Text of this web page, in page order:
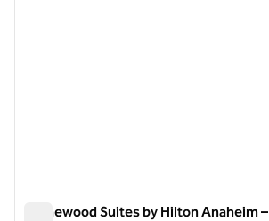
Homewood Suites by Hilton Anaheim –